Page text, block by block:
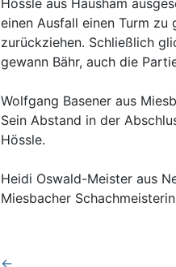
Hössle aus Hausham
einen Ausfall einen Turm
zurückziehen. Schließlich
gewann Bähr, auch die
Wolfgang Basener aus
Sein Abstand in der
Hössle.
Heidi Oswald-Meister aus
Miesbacher
←